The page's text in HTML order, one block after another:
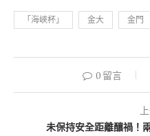
「海峽杯」 金大 金門
0 留言
未保持安全距離釀禍！